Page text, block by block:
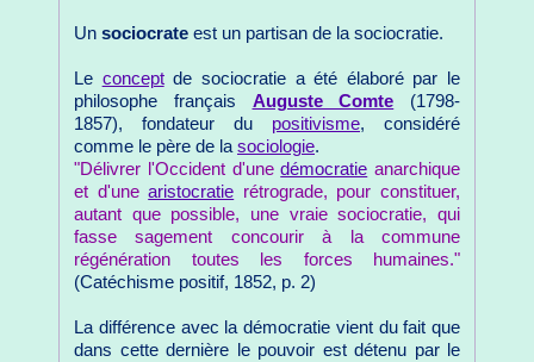
Un sociocrate est un partisan de la sociocratie.
Le conceptde sociocratie a été élaboré par le
philosophe français Auguste Comte (1798-
1857), fondateur du positivisme, considéré
comme le père de la sociologie.
"Délivrer l'Occident d'unedémocratie anarchique
et d'unearistocratie rétrograde, pour constituer,
autant que possible, une vraie sociocratie, qui
fasse sagement concourir à la commune
régénération toutes les forces humaines."
(Catéchisme positif, 1852, p. 2)
La différence avec la démocratie vient du fait que
dans cette dernière le pouvoir est détenu par le